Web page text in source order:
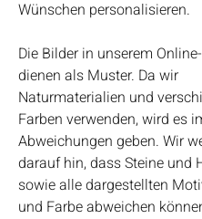
Wünschen personalisieren.
Die Bilder in unserem
dienen als Muster. Da wir
Naturmaterialien und
Farben verwenden, wird es
Abweichungen geben. Wir
darauf hin, dass Steine und
sowie alle dargestellten
und Farbe abweichen